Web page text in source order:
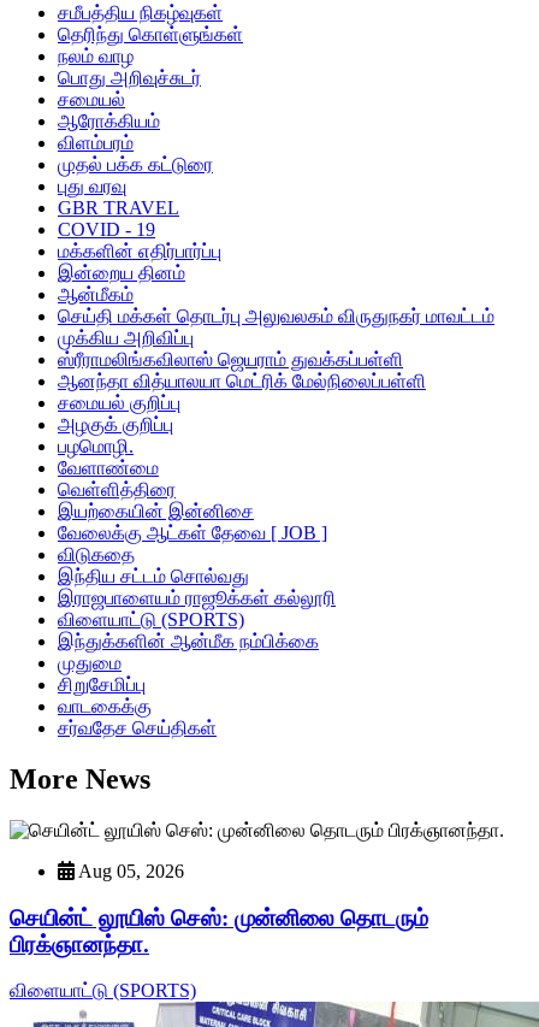
சமீபத்திய நிகழ்வுகள்
தெரிந்து கொள்ளுங்கள்
நலம் வாழ
பொது அறிவுச்சுடர்
சமையல்
ஆரோக்கியம்
விளம்பரம்
முதல் பக்க கட்டுரை
புது வரவு
GBR TRAVEL
COVID - 19
மக்களின் எதிர்பார்ப்பு
இன்றைய தினம்
ஆன்மீகம்
செய்தி மக்கள் தொடர்பு அலுவலகம் விருதுநகர் மாவட்டம்
முக்கிய அறிவிப்பு
ஸ்ரீராமலிங்கவிலாஸ் ஜெயராம் துவக்கப்பள்ளி
ஆனந்தா வித்யாலயா மெட்ரிக் மேல்நிலைப்பள்ளி
சமையல் குறிப்பு
அழகுக் குறிப்பு
பழமொழி.
வேளாண்மை
வெள்ளித்திரை
இயற்கையின் இன்னிசை
வேலைக்கு ஆட்கள் தேவை [ JOB ]
விடுகதை
இந்திய சட்டம் சொல்வது
இராஜபாளையம் ராஜூக்கள் கல்லூரி
விளையாட்டு (SPORTS)
இந்துக்களின் ஆன்மீக நம்பிக்கை
முதுமை
சிறுசேமிப்பு
வாடகைக்கு
சர்வதேச செய்திகள்
More News
Aug 05, 2026
செயின்ட் லூயிஸ் செஸ்: முன்னிலை தொடரும்
பிரக்ஞானந்தா.
விளையாட்டு (SPORTS)